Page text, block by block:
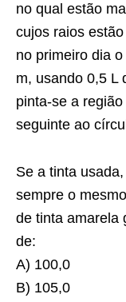
no qual estão
cujos raios
no primeiro dia
m, usando 0,5 L
pinta-se a
seguinte ao
Se a tinta
sempre o
de tinta amarela
de:
A) 100,0
B) 105,0